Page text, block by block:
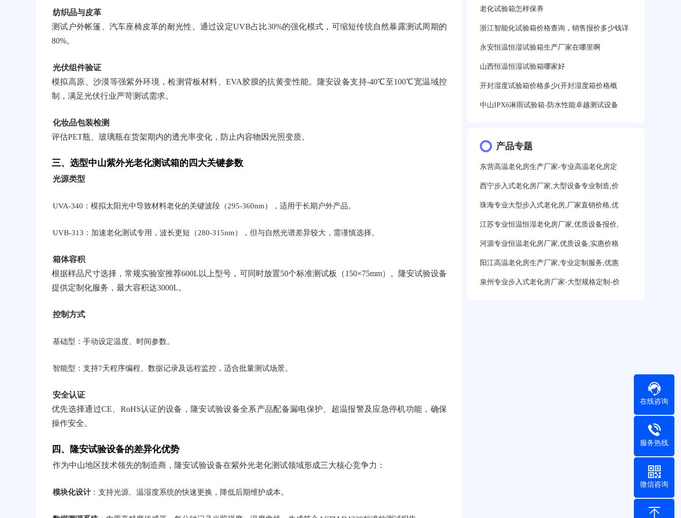
纺织品与皮革
测试户外帐篷、汽车座椅皮革的耐光性。通过设定UVB占比30%的强化模式，可缩短传统自然暴露测试周期的
80%。
光伏组件验证
模拟高原、沙漠等强紫外环境，检测背板材料、EVA胶膜的抗黄变性能。隆安设备支持-40℃至100℃宽温域控
制，满足光伏行业严苛测试需求。
化妆品包装检测
评估PET瓶、玻璃瓶在货架期内的透光率变化，防止内容物因光照变质。
三、选型中山紫外光老化测试箱的四大关键参数
光源类型
UVA-340：模拟太阳光中导致材料老化的关键波段（295-360nm），适用于长期户外产品。
UVB-313：加速老化测试专用，波长更短（280-315nm），但与自然光谱差异较大，需谨慎选择。
箱体容积
根据样品尺寸选择，常规实验室推荐600L以上型号，可同时放置50个标准测试板（150×75mm）。隆安试验设备
提供定制化服务，最大容积达3000L。
控制方式
基础型：手动设定温度、时间参数。
智能型：支持7天程序编程、数据记录及远程监控，适合批量测试场景。
安全认证
优先选择通过CE、RoHS认证的设备，隆安试验设备全系产品配备漏电保护、超温报警及应急停机功能，确保
操作安全。
四、隆安试验设备的差异化优势
作为中山地区技术领先的制造商，隆安试验设备在紫外光老化测试领域形成三大核心竞争力：
模块化设计：支持光源、温湿度系统的快速更换，降低后期维护成本。
老化试验箱怎样保养
浙江智能化试验箱价格查询，销售报价多少钱详
永安恒温恒湿试验箱生产厂家在哪里啊
山西恒温恒湿试验箱哪家好
开封湿度试验箱价格多少(开封湿度箱价格概
中山IPX6淋雨试验箱-防水性能卓越测试设备
产品专题
东营高温老化房生产厂家-专业高温老化房定
西宁步入式老化房厂家,大型设备专业制造,价
珠海专业大型步入式老化房,厂家直销价格,优
江苏专业恒温恒湿老化房厂家,优质设备报价,
河源专业恒温老化房厂家,优质设备,实惠价格
阳江高温老化房生产厂家,专业定制服务,优惠
泉州专业步入式老化房厂家-大型规格定制-价
在线咨询
服务热线
微信咨询